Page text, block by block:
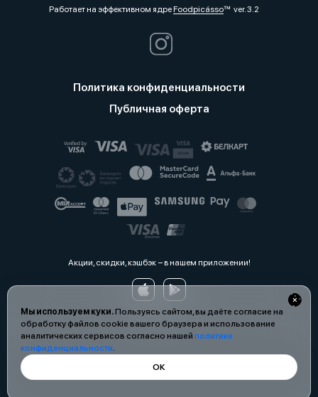
Мы используем куки.Пользуясь сайтом, вы даёте согласие на
обработку файлов cookie вашего браузера и использование
аналитических сервисов согласно нашей политике
конфиденциальности.
ОК
Работает на эффективном ядреFoodpicássover. 3.2
Политика конфиденциальности
Публичная оферта
Акции, скидки, кэшбэк − в нашем приложении!